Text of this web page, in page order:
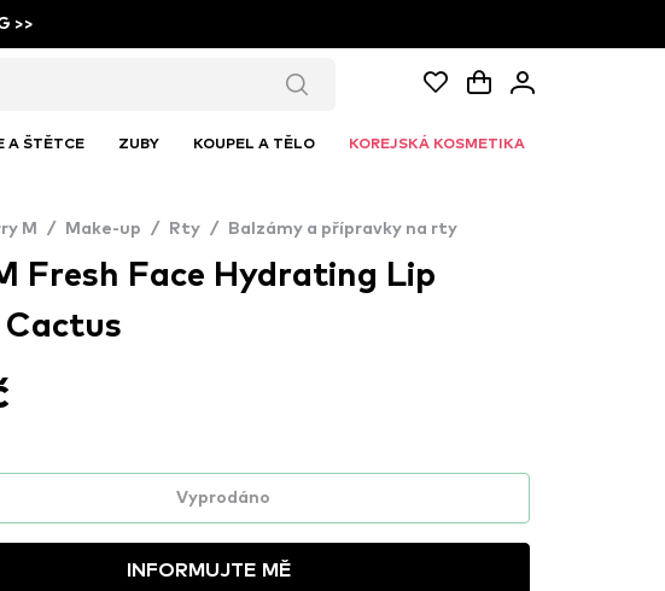
>>
A ŠTĚTCE ZUBY KOUPEL A TĚLO KOREJSKÁ KOSMETIKA
M / Make-up / Rty / Balzámy a přípravky na rty
Fresh Face Hydrating Lip
Cactus
Vyprodáno
INFORMUJTE MĚ